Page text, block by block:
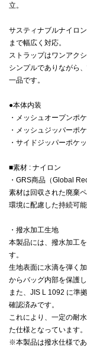
立。
サスティナブルナイロ
まで幅広く対応。
ストラップはワンアク
シンプルでありながら
一品です。
●本体内装
・メッシュオープンポ
・メッシュジッパーポ
・サイドジッパーポケ
■素材 : ナイロン
・GRS商品（Global
素材は回収された廃棄
環境に配慮した持続可
・撥水加工生地
本製品には、撥水加工
す。
生地表面に水滴を弾く
からバッグ内部を保護し
また、JIS L 1092 に準
確認済みです。
これにより、一定の耐
た仕様となっています。
※本製品は撥水仕様で